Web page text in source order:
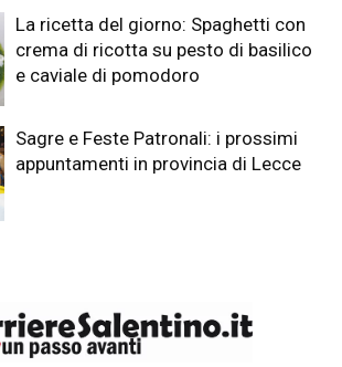
La ricetta del giorno: Spaghetti con
crema di ricotta su pesto di basilico
e caviale di pomodoro
Sagre e Feste Patronali: i prossimi
appuntamenti in provincia di Lecce